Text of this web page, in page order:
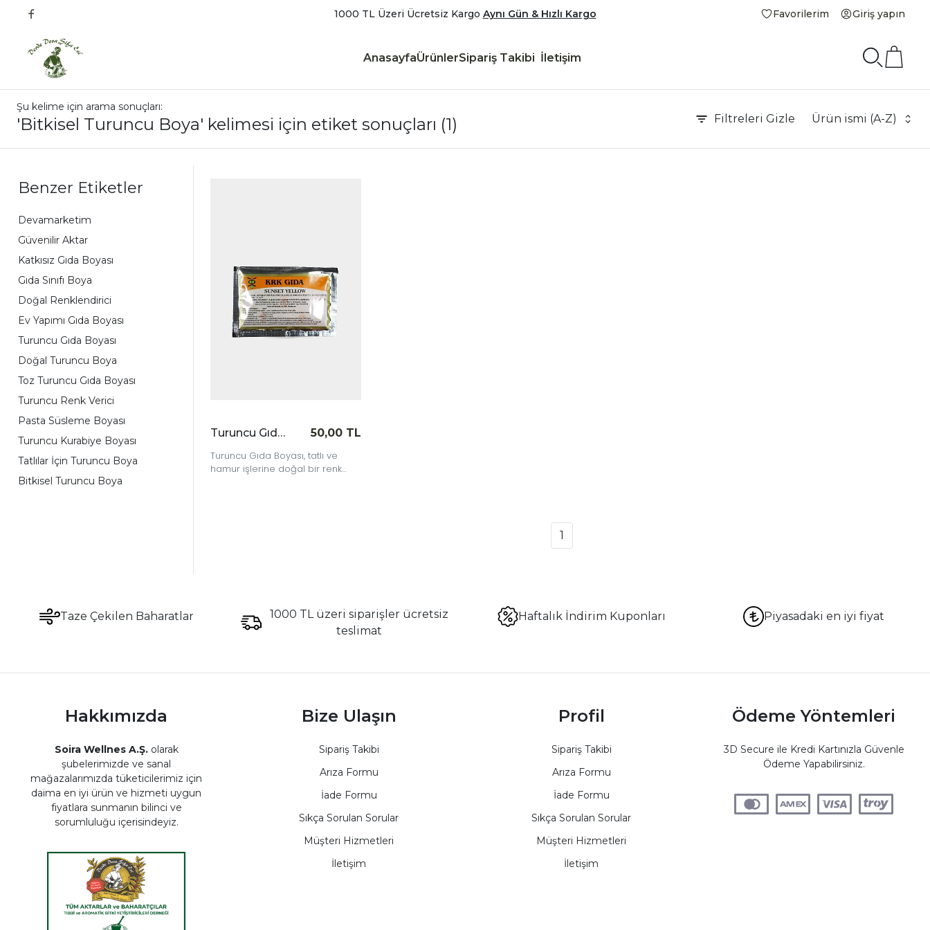
1000 TL Üzeri Ücretsiz Kargo Aynı Gün & Hızlı Kargo Favorilerim Giriş yapın
AnasayfaÜrünlerSipariş Takibi İletişim
Şu kelime için arama sonuçları:
'Bitkisel Turuncu Boya' kelimesi için etiket sonuçları (1) Filtreleri Gizle Ürün ismi (A-Z)
Benzer Etiketler
Devamarketim
Güvenilir Aktar
Katkısız Gıda Boyası
Gıda Sınıfı Boya
Doğal Renklendirici
Ev Yapımı Gıda Boyası
Turuncu Gıda Boyası
Doğal Turuncu Boya
Toz Turuncu Gıda Boyası
Turuncu Renk Verici
Pasta Süsleme Boyası
Turuncu Kurabiye Boyası
Tatlılar İçin Turuncu Boya
Bitkisel Turuncu Boya
Turuncu Gıda Boyası
50,00 TL
Turuncu Gıda Boyası, tatlı ve
hamur işlerine doğal bir renk
1
Taze Çekilen Baharatlar
1000 TL üzeri siparişler ücretsiz
teslimat
Haftalık İndirim Kuponları Piyasadaki en iyi fiyat
Hakkımızda
Soira Wellnes A.Ş.olarak
şubelerimizde ve sanal
mağazalarımızda tüketicilerimiz için
daima en iyi ürün ve hizmeti uygun
fiyatlara sunmanın bilinci ve
sorumluluğu içerisindeyiz.
Bize Ulaşın
Sipariş Takibi
Arıza Formu
İade Formu
Sıkça Sorulan Sorular
Müşteri Hizmetleri
İletişim
Profil
Sipariş Takibi
Arıza Formu
İade Formu
Sıkça Sorulan Sorular
Müşteri Hizmetleri
İletişim
Ödeme Yöntemleri
3D Secure ile Kredi Kartınızla Güvenle
Ödeme Yapabilirsiniz.